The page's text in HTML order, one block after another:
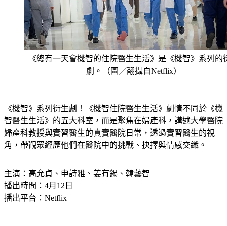
《總有一天會機智的住院醫生生活》是《機智》系列的
劇。（圖／翻攝自Netflix）
《機智》系列衍生劇！《機智住院醫生生活》劇情不同於《機
智醫生生活》的五大科室，而是聚焦在婦產科，講述大學醫院
婦產科教授與實習醫生的真實醫院日常，透過實習醫生的視
角，帶觀眾經歷他們在醫院中的挑戰、抉擇與情感交織。
主演：高允貞、申詩雅、姜有錫、韓藝智
播出時間：4月12日
播出平台：Netflix